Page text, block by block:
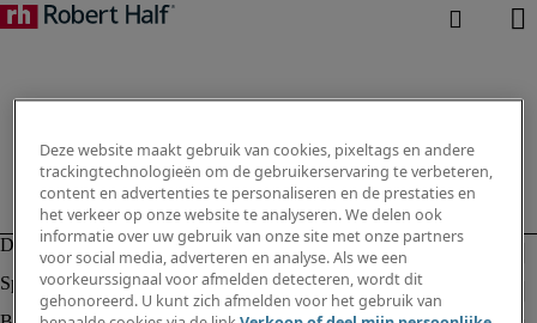
Deze website maakt gebruik van cookies, pixeltags en andere
trackingtechnologieën om de gebruikerservaring te verbeteren,
content en advertenties te personaliseren en de prestaties en
het verkeer op onze website te analyseren. We delen ook
informatie over uw gebruik van onze site met onze partners
voor social media, adverteren en analyse. Als we een
voorkeurssignaal voor afmelden detecteren, wordt dit
gehonoreerd. U kunt zich afmelden voor het gebruik van